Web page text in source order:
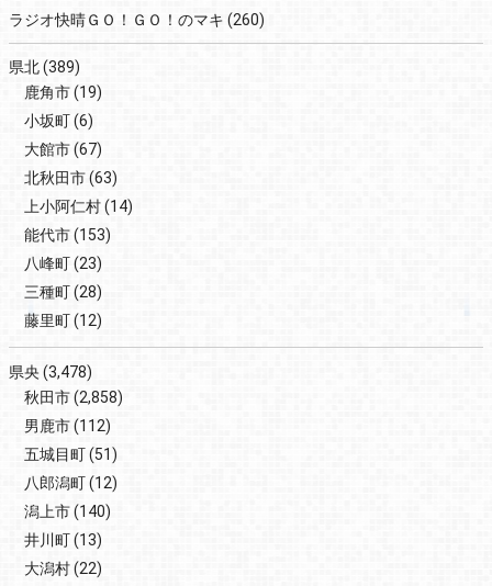
ラジオ快晴ＧＯ！ＧＯ！のマキ (260)
県北(389)
鹿角市(19)
小坂町(6)
大館市(67)
北秋田市(63)
上小阿仁村(14)
能代市(153)
八峰町(23)
三種町(28)
藤里町(12)
県央(3,478)
秋田市(2,858)
男鹿市(112)
五城目町(51)
八郎潟町(12)
潟上市(140)
井川町(13)
大潟村(22)